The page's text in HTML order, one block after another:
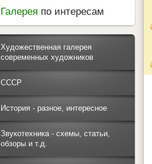
Галерея по интересам
Художественная галерея
современных художников
СССР
История - разное, интересное
Звукотехника - схемы, статьи,
обзоры и т.д.